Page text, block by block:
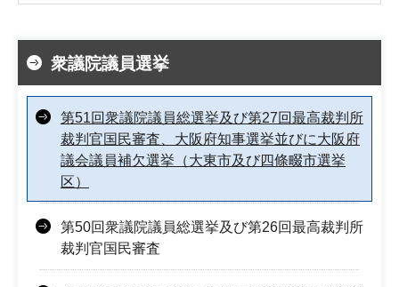
衆議院議員選挙
第51回衆議院議員総選挙及び第27回最高裁判所
裁判官国民審査、大阪府知事選挙並びに大阪府
議会議員補欠選挙（大東市及び四條畷市選挙
区）
第50回衆議院議員総選挙及び第26回最高裁判所
裁判官国民審査